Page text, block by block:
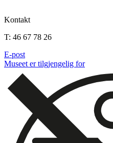
Kontakt
T: 46 67 78 26
E-post
Museet er tilgjengelig for